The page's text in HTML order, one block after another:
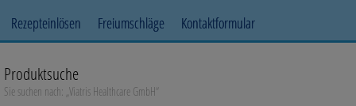
Allergie
Auge, Ohr, Nase & Mund
Rezepteinlösen
Freiumschläge Kontaktformular
Produktsuche
Sie suchen nach: Viatris Healthcare GmbH